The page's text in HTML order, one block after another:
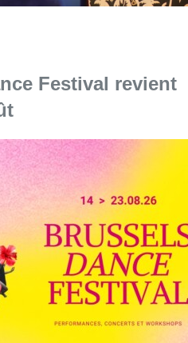
"Le Brussels Dance
“L’Odyssée”
: Kinepolis
à la